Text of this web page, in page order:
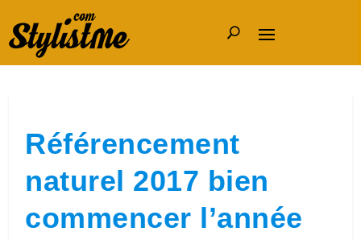
Référencement
naturel 2017 bien
commencer l’année